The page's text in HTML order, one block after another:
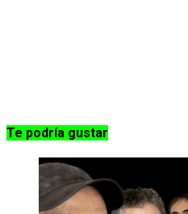
Te podría gustar